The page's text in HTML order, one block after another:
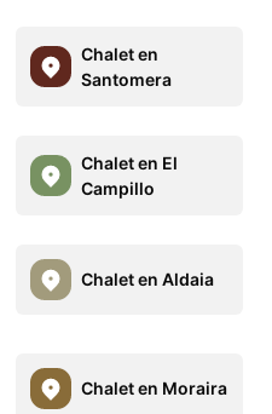
Chalet en
Santomera
Chalet en El
Campillo
Chalet en Aldaia
Chalet en Moraira